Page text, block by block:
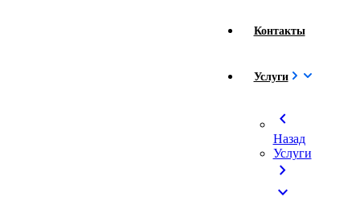
Контакты
Услуги
chevron_left
Назад
Услуги
chevron_right
expand_more